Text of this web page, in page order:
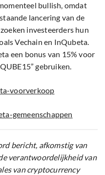
bullish, omdat
lancering van de
investeerders hun
Vechain en InQubeta.
een bonus van 15% voor
gebruiken.
voorverkoop
gemeenschappen
bericht, afkomstig van
verantwoordelijkheid van
van cryptocurrency